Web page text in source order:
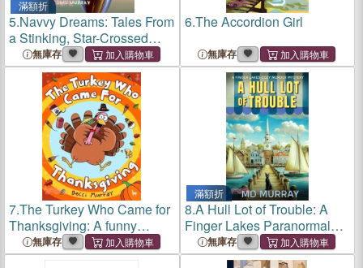
滿額折
5.Navvy Dreams: Tales From
a Stinking, Star-Crossed
Milky Way, Book One
無庫存
6.The Accordion Girl
無庫存
7.The Turkey Who Came for
Thanksgiving: A funny
picture book for
Thanksgiving
無庫存
滿額折
8.A Hull Lot of Trouble: A
Finger Lakes Paranormal
Cozy Murder Mystery
無庫存